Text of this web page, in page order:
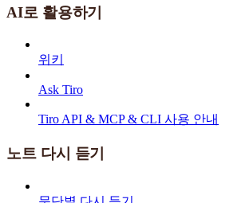
AI로 활용하기
위키
Ask Tiro
Tiro API & MCP & CLI 사용 안내
노트 다시 듣기